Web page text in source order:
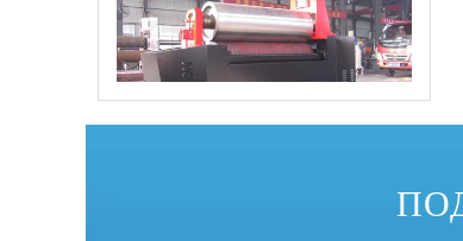
В качестве инструмента для